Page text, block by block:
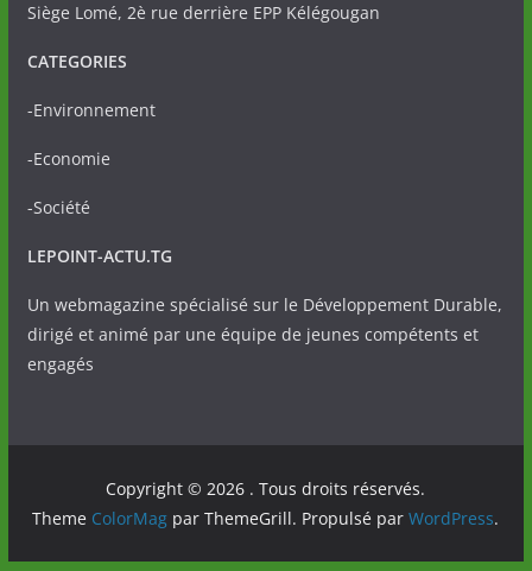
Siège Lomé, 2è rue derrière EPP Kélégougan
CATEGORIES
-Environnement
-Economie
-Société
LEPOINT-ACTU.TG
Un webmagazine spécialisé sur le Développement Durable,
dirigé et animé par une équipe de jeunes compétents et
engagés
Copyright © 2026 . Tous droits réservés.
Theme ColorMag par ThemeGrill. Propulsé parWordPress.